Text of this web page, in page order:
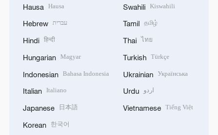
Hausa Hausa
Hebrew עברית
Hindi हिन्दी
Hungarian Magyar
Indonesian Bahasa Indonesia
Italian Italiano
Japanese 日本語
Korean 한국어
Swahili Kiswahili
Tamil தமிழ்
Thai ไทย
Turkish Türkçe
Ukrainian Українська
Urdu اردو
Vietnamese Tiếng Việt